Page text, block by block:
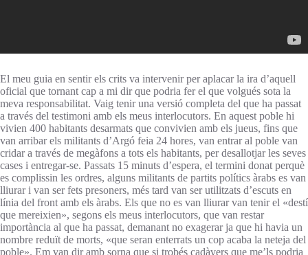
El meu guia en sentir els crits va intervenir per aplacar la ira d’aquell
oficial que tornant cap a mi dir que podria fer el que volgués sota la
meva responsabilitat. Vaig tenir una versió completa del que ha passat
a través del testimoni amb els meus interlocutors. En aquest poble hi
vivien 400 habitants desarmats que convivien amb els jueus, fins que
van arribar els militants d’Argó feia 24 hores, van entrar al poble van
cridar a través de megàfons a tots els habitants, per desallotjar les seves
cases i entregar-se. Passats 15 minuts d’espera, el termini donat perquè
es complissin les ordres, alguns militants de partits polítics àrabs es van
lliurar i van ser fets presoners, més tard van ser utilitzats d’escuts en
línia del front amb els àrabs. Els que no es van lliurar van tenir el «destí
que mereixien», segons els meus interlocutors, que van restar
importància al que ha passat, demanant no exagerar ja que hi havia un
nombre reduït de morts, «que seran enterrats un cop acaba la neteja del
poble». Em van dir amb sorna que si trobés cadàvers que me’ls podria